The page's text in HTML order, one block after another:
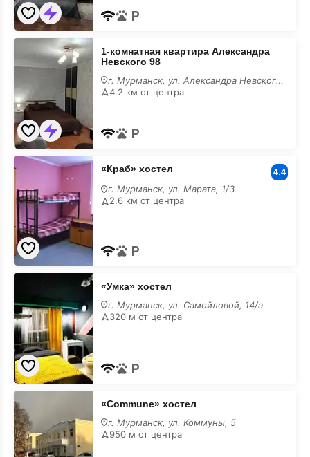
с
животными
1-
комнатная
квартира
Невского
98
с
размещением
с
животными
1-комнатная квартира Александра
Невского 98
г. Мурманск, ул. Александра Невского, 98
4.2 км от центра
«Краб»
хостел
размещением
с
животными
«Краб» хостел 4.4
г. Мурманск, ул. Марата, 1/3
2.6 км от центра
«Умка»
размещением
с
животными
«Умка» хостел
г. Мурманск, ул. Самойловой, 14/а
320 м от центра
«Commune»
хостел
с
размещением
с
животными
«Commune» хостел
г. Мурманск, ул. Коммуны, 5
950 м от центра